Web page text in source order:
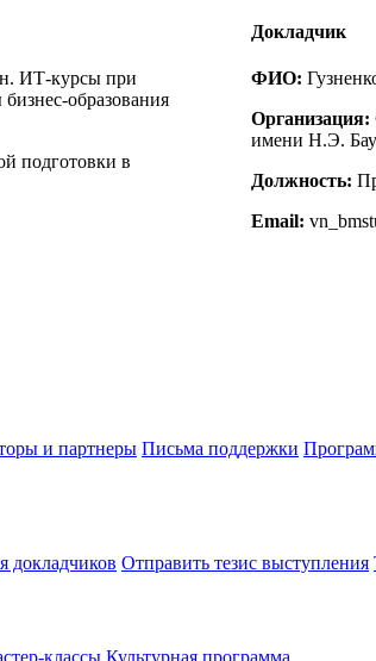
ИТ-курсы при
образования
подготовки в
Докладчик
ФИО:
Организация:
имени Н.Э.
Должность:
Email:
и партнеры Письма поддержки
докладчиков Отправить тезис выступления
классы Культурная программа